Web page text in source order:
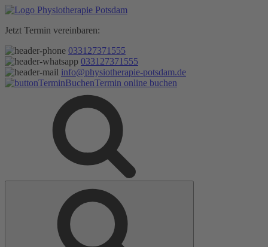
Zum
springen
Jetzt Termin vereinbaren:
033127371555
033127371555
info@physiotherapie-potsdam.de
Termin online buchen